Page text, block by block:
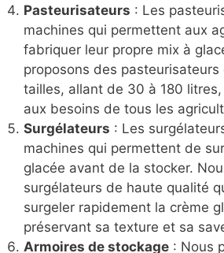
Pasteurisateurs : Les
machines qui permettent aux
fabriquer leur propre mix à
proposons des
tailles, allant de 30 à 180
aux besoins de tous les
Surgélateurs : Les
machines qui permettent de
glacée avant de la stocker.
surgélateurs de haute qualité
surgeler rapidement la crème
préservant sa texture et sa
Armoires de stockage : Nous